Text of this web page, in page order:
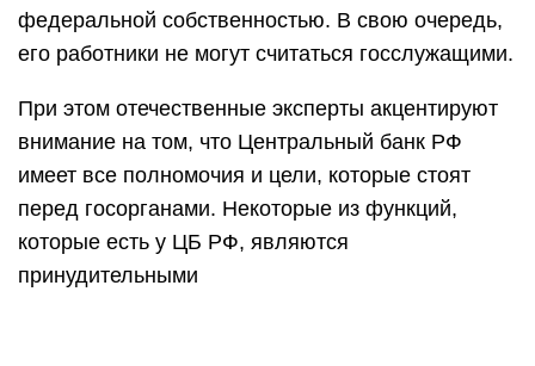
федеральной собственностью. В свою очередь,
его работники не могут считаться госслужащими.
При этом отечественные эксперты акцентируют
внимание на том, что Центральный банк РФ
имеет все полномочия и цели, которые стоят
перед госорганами. Некоторые из функций,
которые есть у ЦБ РФ, являются
принудительными